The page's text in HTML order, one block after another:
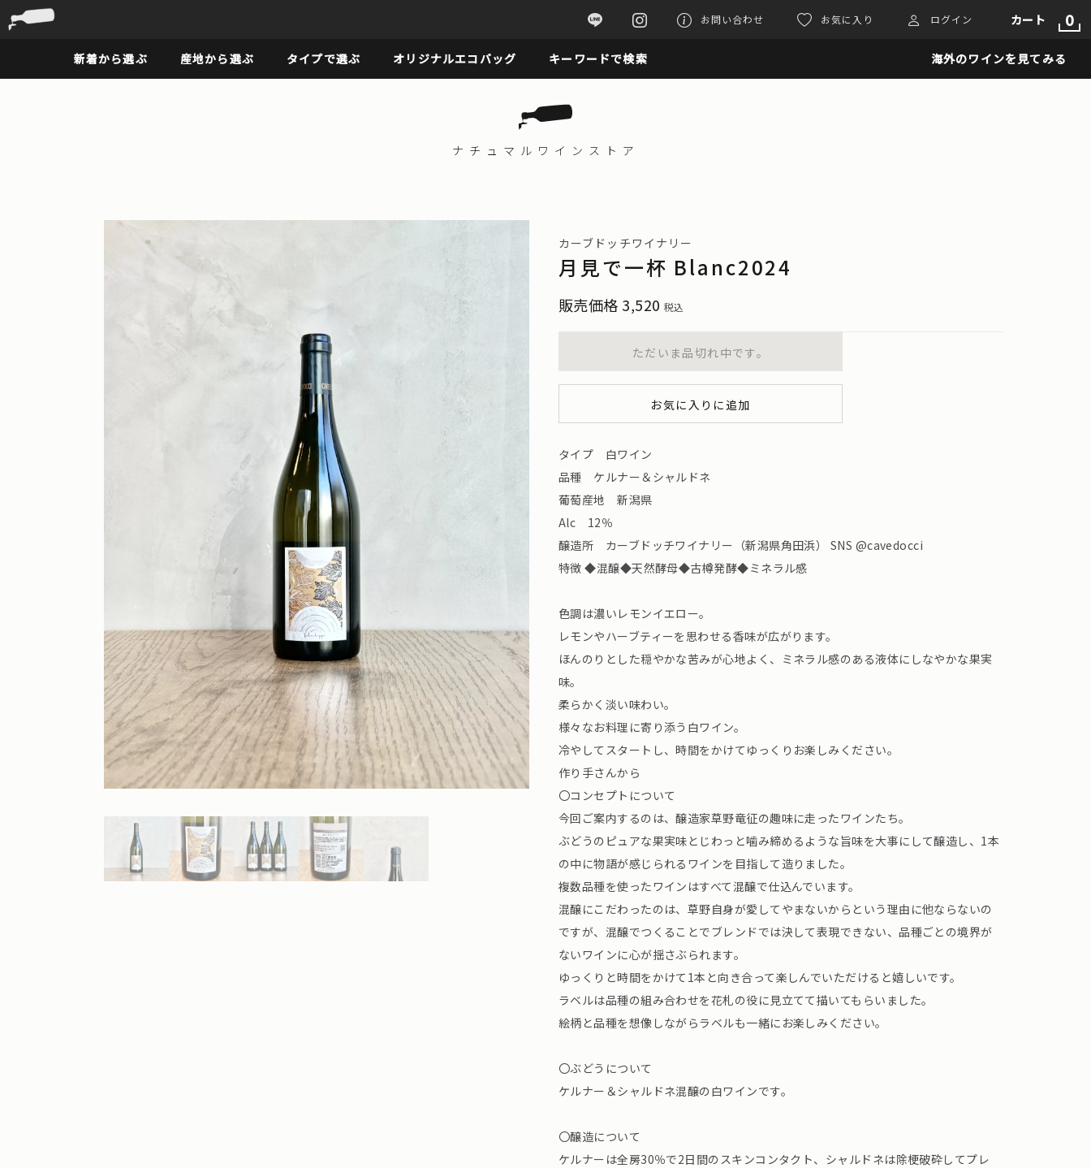
お問い合わせ お気に入り ログイン カート 0
新着から選ぶ 産地から選ぶ タイプで選ぶ オリジナルエコバッグ キーワードで検索 海外のワインを見てみる
ナチュマル ワインストア
カーブドッチワイナリー
月見で一杯 Blanc2024
販売価格 3,520 税込
ただいま品切れ中です。
お気に入りに追加
タイプ 白ワイン
品種 ケルナー＆シャルドネ
葡萄産地 新潟県
Alc 12％
醸造所 カーブドッチワイナリー（新潟県角田浜） SNS @cavedocci
特徴 ◆混醸◆天然酵母◆古樽発酵◆ミネラル感
色調は濃いレモンイエロー。
レモンやハーブティーを思わせる香味が広がります。
ほんのりとした穏やかな苦みが心地よく、ミネラル感のある液体にしなやかな果実
味。
柔らかく淡い味わい。
様々なお料理に寄り添う白ワイン。
冷やしてスタートし、時間をかけてゆっくりお楽しみください。
作り手さんから
〇コンセプトについて
今回ご案内するのは、醸造家草野竜征の趣味に走ったワインたち。
ぶどうのピュアな果実味とじわっと噛み締めるような旨味を大事にして醸造し、1本
の中に物語が感じられるワインを目指して造りました。
複数品種を使ったワインはすべて混醸で仕込んでいます。
混醸にこだわったのは、草野自身が愛してやまないからという理由に他ならないの
ですが、混醸でつくることでブレンドでは決して表現できない、品種ごとの境界が
ないワインに心が揺さぶられます。
ゆっくりと時間をかけて1本と向き合って楽しんでいただけると嬉しいです。
ラベルは品種の組み合わせを花札の役に見立てて描いてもらいました。
絵柄と品種を想像しながらラベルも一緒にお楽しみください。
〇ぶどうについて
ケルナー＆シャルドネ混醸の白ワインです。
〇醸造について
ケルナーは全房30％で2日間のスキンコンタクト、シャルドネは除梗破砕してプレ